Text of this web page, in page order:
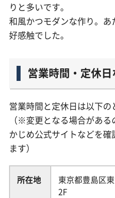
りと多いです。
和風かつモダンな作り。
好感触でした。
営業時間・定休
営業時間と定休日は以下の
（※変更となる場合があ
かじめ公式サイトなどを
ます）
所在地
東京都豊島区
2F